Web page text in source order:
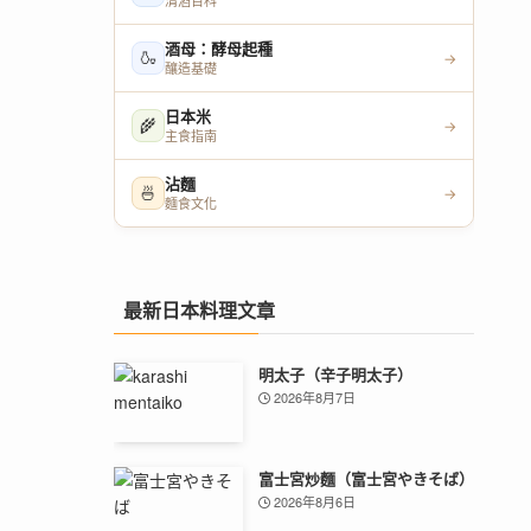
🍶 酒母：酵母起種
釀造基礎
→
🌾 日本米
主食指南
→
🍜 沾麵
麵食文化
→
最新日本料理文章
明太子（辛子明太子）
2026年8月7日
富士宮炒麵（富士宮やきそば）
2026年8月6日